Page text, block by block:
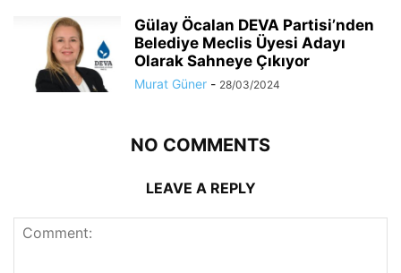
Gülay Öcalan DEVA Partisi’nden
Belediye Meclis Üyesi Adayı
Olarak Sahneye Çıkıyor
Murat Güner - 28/03/2024
NO COMMENTS
LEAVE A REPLY